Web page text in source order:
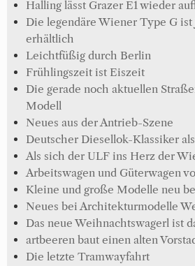
Halling lässt Grazer E1 wieder
Die legendäre Wiener Type G
erhältlich
Leichtfüßig durch Berlin
Frühlingszeit ist Eiszeit
Die gerade noch aktuellen
Modell
Neues aus der Antrieb-Szene
Deutscher Diesellok-Klassiker
Als sich der ULF ins Herz der
Arbeitswagen und Güterwagen
Kleine und große Modelle neu
Neues bei Architekturmodelle
Das neue Weihnachtswagerl ist
artbeeren baut einen alten
Die letzte Tramwayfahrt